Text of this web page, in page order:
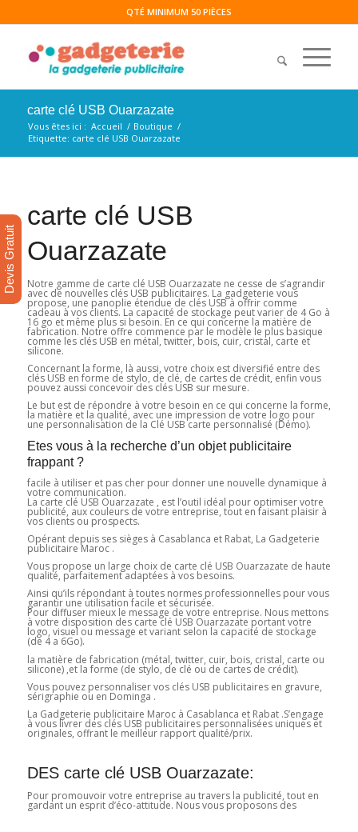
QTÉ MINIMUM 50 PIÈCES
carte clé USB Ouarzazate
Vous êtes ici : Accueil / Boutique /
Etiquette: carte clé USB Ouarzazate
carte clé USB
Ouarzazate
Notre gamme de carte clé USB Ouarzazate ne cesse de s’agrandir
avec de nouvelles clés USB publicitaires. La gadgeterie vous
propose, une panoplie étendue de clés USB à offrir comme
cadeau à vos clients. La capacité de stockage peut varier de 4 Go à
16 go et même plus si besoin. En ce qui concerne la matière de
fabrication. Notre offre commence par le modèle le plus basique
comme les clés USB en métal, twitter, bois, cuir, cristal, carte et
silicone.
Concernant la forme, là aussi, votre choix est diversifié entre des
clés USB en forme de stylo, de clé, de cartes de crédit, enfin vous
pouvez aussi concevoir des clés USB sur mesure.
Le but est de répondre à votre besoin en ce qui concerne la forme,
la matière et la qualité, avec une impression de votre logo pour
une personnalisation de la Clé USB carte personnalisé (Démo).
Etes vous à la recherche d’un objet publicitaire
frappant ?
facile à utiliser et pas cher pour donner une nouvelle dynamique à
votre communication.
La carte clé USB Ouarzazate , est l’outil idéal pour optimiser votre
publicité, aux couleurs de votre entreprise, tout en faisant plaisir à
vos clients ou prospects.
Opérant depuis ses sièges à Casablanca et Rabat, La Gadgeterie
publicitaire Maroc .
Vous propose un large choix de carte clé USB Ouarzazate de haute
qualité, parfaitement adaptées à vos besoins.
Ainsi qu’ils répondant à toutes normes professionnelles pour vous
garantir une utilisation facile et sécurisée.
Pour diffuser mieux le message de votre entreprise. Nous mettons
à votre disposition des carte clé USB Ouarzazate portant votre
logo, visuel ou message et variant selon la capacité de stockage
(de 4 a 6Go).
la matière de fabrication (métal, twitter, cuir, bois, cristal, carte ou
silicone) ,et la forme (de stylo, de clé ou de cartes de crédit).
Vous pouvez personnaliser vos clés USB publicitaires en gravure,
sérigraphie ou en Dominga .
La Gadgeterie publicitaire Maroc à Casablanca et Rabat .S’engage
à vous livrer des clés USB publicitaires personnalisées uniques et
originales, offrant le meilleur rapport qualité/prix.
DES carte clé USB Ouarzazate:
Pour promouvoir votre entreprise au travers la publicité, tout en
gardant un esprit d’éco-attitude. Nous vous proposons des
Devis Gratuit